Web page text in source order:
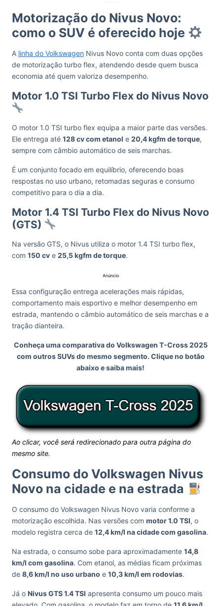
Motorização do Nivus Novo:
como o SUV é oferecido hoje
A linha do Volkswagen Nivus Novo conta com duas opções
de motorização turbo flex, atendendo desde quem busca
economia até quem valoriza desempenho.
Motor 1.0 TSI Turbo Flex do Nivus Novo
O motor 1.0 TSI turbo flex equipa a maior parte das versões.
Ele entrega até 128 cv com etanol e 20,4 kgfm de torque,
sempre com câmbio automático de seis marchas.
É um conjunto focado em equilíbrio, oferecendo boas
respostas no uso urbano, retomadas seguras e consumo
competitivo para o dia a dia.
Motor 1.4 TSI Turbo Flex do Nivus Novo
(GTS)
Na versão GTS, o Nivus utiliza o motor 1.4 TSI turbo flex,
com 150 cv e 25,5 kgfm de torque.
Anúncio
Essa configuração entrega acelerações mais rápidas,
comportamento mais esportivo e melhor desempenho em
estrada, mantendo o câmbio automático de seis marchas e a
tração dianteira.
Conheça uma comparativa do Volkswagen T-Cross 2025
com outros SUVs do mesmo segmento. Clique no botão
abaixo e saiba mais!
Ao clicar, você será redirecionado para outra página do
mesmo site.
Consumo do Volkswagen Nivus
Novo na cidade e na estrada
O consumo do Volkswagen Nivus Novo varia conforme a
motorização escolhida. Nas versões com motor 1.0 TSI, o
modelo registra cerca de 12,4 km/l na cidade com gasolina.
Na estrada, o consumo sobe para aproximadamente 14,8
km/l com gasolina. Com etanol, as médias ficam próximas
de 8,6 km/l no uso urbano e 10,3 km/l em rodovias.
Já o Nivus GTS 1.4 TSI apresenta consumo um pouco mais